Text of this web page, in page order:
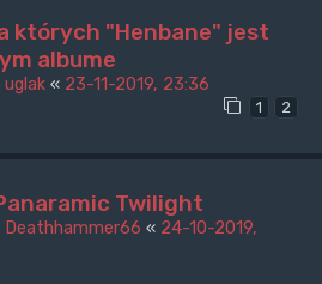
których "Henbane" jest
albume
uglak « 23-11-2019, 23:36
1 2
Twilight
Deathhammer66 « 24-10-2019,